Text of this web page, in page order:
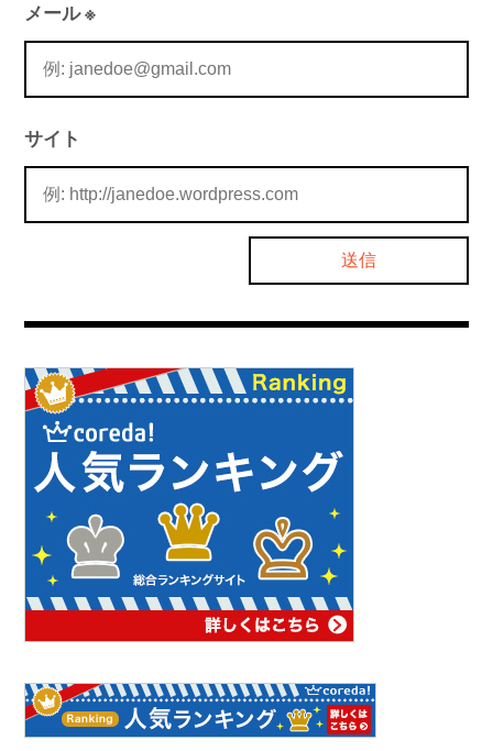
メール※
サイト